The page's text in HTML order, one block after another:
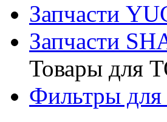
Запчасти
Запчасти
Товары для
Фильтры